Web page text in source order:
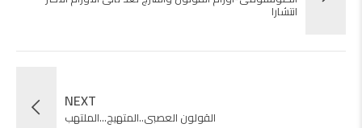
انتشارا
NEXT
القولون العصبى..المتهيج...الملتهب